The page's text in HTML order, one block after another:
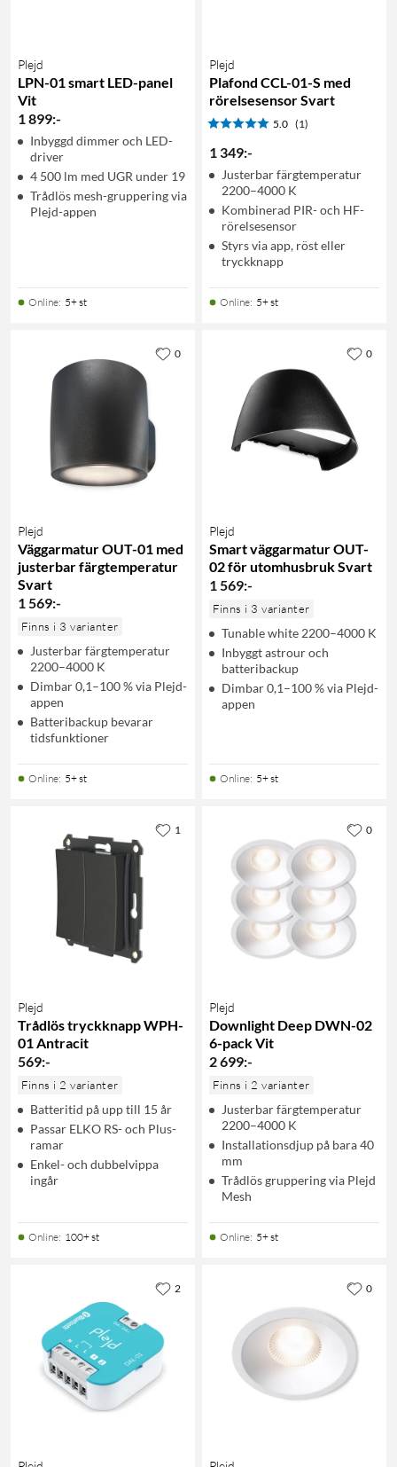
Plejd
LPN-01 smart LED-panel
Vit
1 899:-
Inbyggd dimmer och LED-
driver
4 500 lm med UGR under 19
Trådlös mesh-gruppering via
Plejd-appen
Online: 5+ st
Plejd
Plafond CCL-01-S med
rörelsesensor Svart
5.0 (1)
1 349:-
Justerbar färgtemperatur
2200–4000 K
Kombinerad PIR- och HF-
rörelsesensor
Styrs via app, röst eller
tryckknapp
Online: 5+ st
Plejd
Väggarmatur OUT-01 med
justerbar färgtemperatur
Svart
1 569:-
Finns i 3 varianter
Justerbar färgtemperatur
2200–4000 K
Dimbar 0,1–100 % via Plejd-
appen
Batteribackup bevarar
tidsfunktioner
Online: 5+ st
0
Plejd
Smart väggarmatur OUT-
02 för utomhusbruk Svart
1 569:-
Finns i 3 varianter
Tunable white 2200–4000 K
Inbyggt astrour och
batteribackup
Dimbar 0,1–100 % via Plejd-
appen
Online: 5+ st
0
Plejd
Trådlös tryckknapp WPH-
01 Antracit
569:-
Finns i 2 varianter
Batteritid på upp till 15 år
Passar ELKO RS- och Plus-
ramar
Enkel- och dubbelvippa
ingår
Online: 100+ st
1
Plejd
Downlight Deep DWN-02
6-pack Vit
2 699:-
Finns i 2 varianter
Justerbar färgtemperatur
2200–4000 K
Installationsdjup på bara 40
mm
Trådlös gruppering via Plejd
Mesh
Online: 5+ st
0
2 0